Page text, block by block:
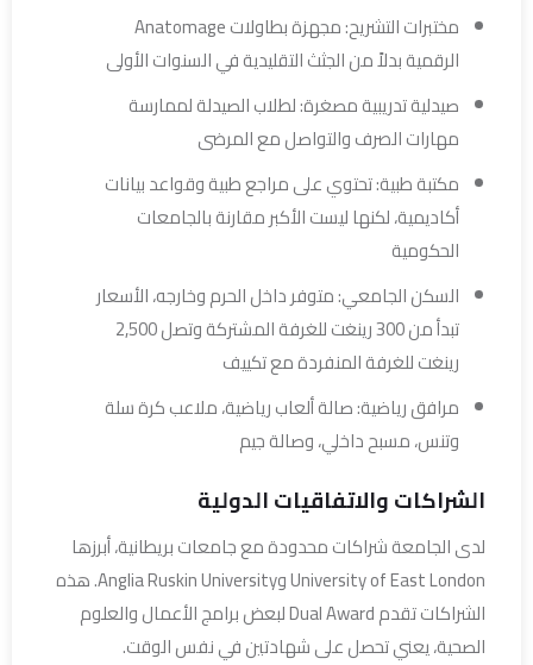
مختبرات التشريح: مجهزة بطاولات Anatomage
الرقمية بدلاً من الجثث التقليدية في السنوات الأولى
صيدلية تدريبية مصغرة: لطلاب الصيدلة لممارسة
مهارات الصرف والتواصل مع المرضى
مكتبة طبية: تحتوي على مراجع طبية وقواعد بيانات
أكاديمية، لكنها ليست الأكبر مقارنة بالجامعات
الحكومية
السكن الجامعي: متوفر داخل الحرم وخارجه، الأسعار
تبدأ من 300 رينغت للغرفة المشتركة وتصل 2,500
رينغت للغرفة المنفردة مع تكييف
مرافق رياضية: صالة ألعاب رياضية، ملاعب كرة سلة
وتنس، مسبح داخلي، وصالة جيم
الشراكات والاتفاقيات الدولية
لدى الجامعة شراكات محدودة مع جامعات بريطانية، أبرزها
University of East London وAnglia Ruskin University. هذه
الشراكات تقدم Dual Award لبعض برامج الأعمال والعلوم
الصحية، يعني تحصل على شهادتين في نفس الوقت.